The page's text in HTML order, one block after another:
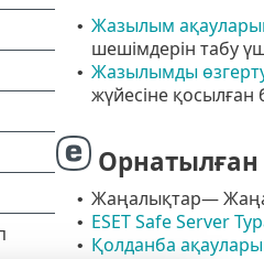
• Жазылым
шешімдерін табу
• Жазылымды
жүйесіне
Орнатылған
• Жаңалықтар— Жаңа
• ESET Safe Server
• Қолданба